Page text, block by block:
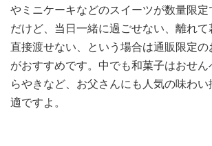
やミニケーキなどのスイーツが数量限定
だけど、当日一緒に過ごせない、離れ
直接渡せない、という場合は通販限定
がおすすめです。中でも和菓子はおせ
らやきなど、お父さんにも人気の味わ
適ですよ。